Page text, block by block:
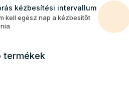
kézbesítési intervallum
kell egész nap a kézbesítőt
termékek